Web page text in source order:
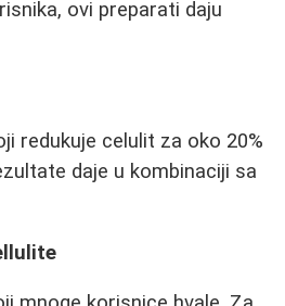
ovi preparati daju
redukuje celulit za oko 20%
daje u kombinaciji sa